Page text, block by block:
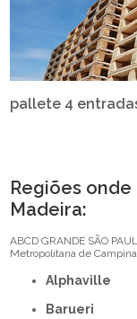
pallete 4
Regiões
Madeira:
ABCD GRANDE SÃO
Metropolitana de
Alphaville
Barueri